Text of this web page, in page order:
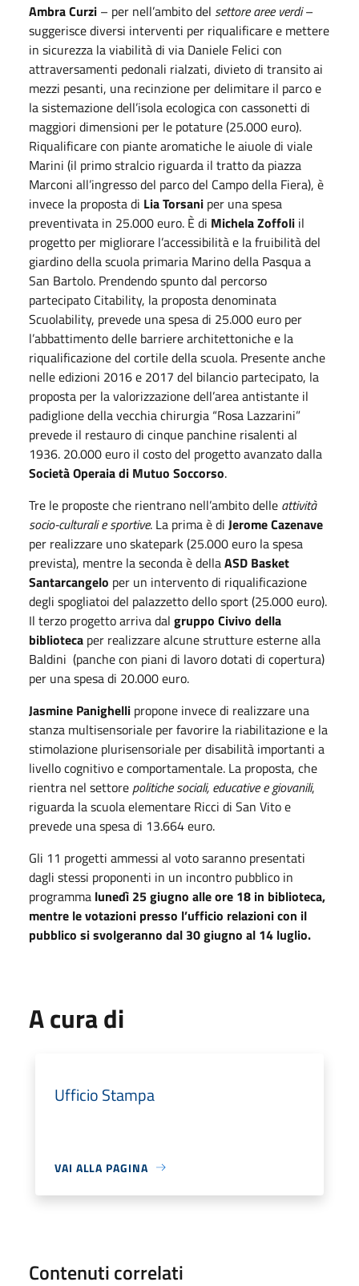
Ambra Curzi – per nell’ambito del settore aree verdi–
suggerisce diversi interventi per riqualificare e mettere
in sicurezza la viabilità di via Daniele Felici con
attraversamenti pedonali rialzati, divieto di transito ai
mezzi pesanti, una recinzione per delimitare il parco e
la sistemazione dell’isola ecologica con cassonetti di
maggiori dimensioni per le potature (25.000 euro).
Riqualificare con piante aromatiche le aiuole di viale
Marini (il primo stralcio riguarda il tratto da piazza
Marconi all’ingresso del parco del Campo della Fiera), è
invece la proposta di Lia Torsani per una spesa
preventivata in 25.000 euro. È di Michela Zoffoli il
progetto per migliorare l’accessibilità e la fruibilità del
giardino della scuola primaria Marino della Pasqua a
San Bartolo. Prendendo spunto dal percorso
partecipato Citability, la proposta denominata
Scuolability, prevede una spesa di 25.000 euro per
l’abbattimento delle barriere architettoniche e la
riqualificazione del cortile della scuola. Presente anche
nelle edizioni 2016 e 2017 del bilancio partecipato, la
proposta per la valorizzazione dell’area antistante il
padiglione della vecchia chirurgia “Rosa Lazzarini”
prevede il restauro di cinque panchine risalenti al
1936. 20.000 euro il costo del progetto avanzato dalla
Società Operaia di Mutuo Soccorso.
Tre le proposte che rientrano nell’ambito delle attività
socio-culturali e sportive. La prima è di Jerome Cazenave
per realizzare uno skatepark (25.000 euro la spesa
prevista), mentre la seconda è dellaASD Basket
Santarcangelo per un intervento di riqualificazione
degli spogliatoi del palazzetto dello sport (25.000 euro).
Il terzo progetto arriva dal gruppo Civivo della
biblioteca per realizzare alcune strutture esterne alla
Baldini (panche con piani di lavoro dotati di copertura)
per una spesa di 20.000 euro.
Jasmine Panighelli propone invece di realizzare una
stanza multisensoriale per favorire la riabilitazione e la
stimolazione plurisensoriale per disabilità importanti a
livello cognitivo e comportamentale. La proposta, che
rientra nel settore politiche sociali, educative e giovanili,
riguarda la scuola elementare Ricci di San Vito e
prevede una spesa di 13.664 euro.
Gli 11 progetti ammessi al voto saranno presentati
dagli stessi proponenti in un incontro pubblico in
programma lunedì 25 giugno alle ore 18 in biblioteca,
mentre le votazioni presso l’ufficio relazioni con il
pubblico si svolgeranno dal 30 giugno al 14 luglio.
A cura di
Ufficio Stampa
VAI ALLA PAGINA
Contenuti correlati